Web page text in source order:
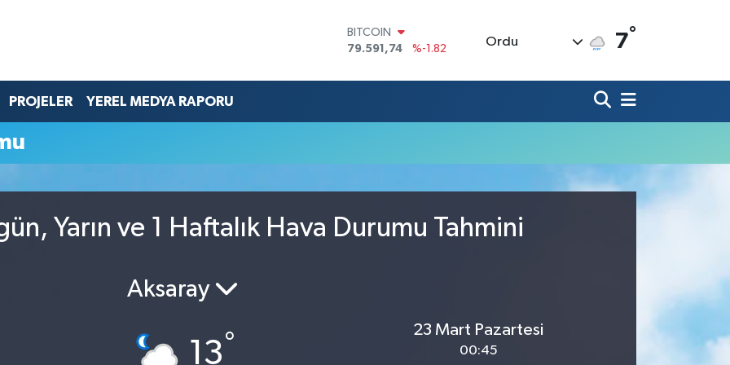
BITCOIN
79.591,74
%-1.82
45,43620
%0.02
BİST100
Ordu 7°
PROJELER YEREL MEDYA RAPORU
Yarın ve 1 Haftalık Hava Durumu Tahmini
Aksaray
13°
23 Mart Pazartesi
00:45